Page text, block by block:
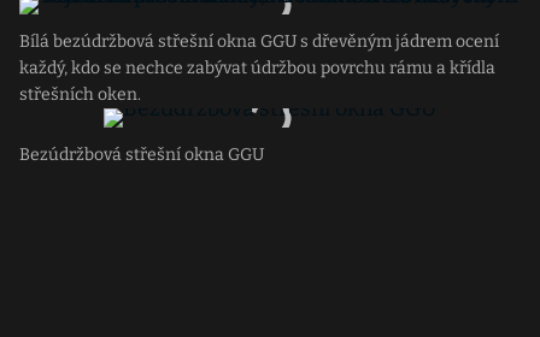
Bílá bezúdržbová střešní okna GGU s dřevěným jádrem ocení
každý, kdo se nechce zabývat údržbou povrchu rámu a křídla
střešních oken.
Bezúdržbová střešní okna GGU